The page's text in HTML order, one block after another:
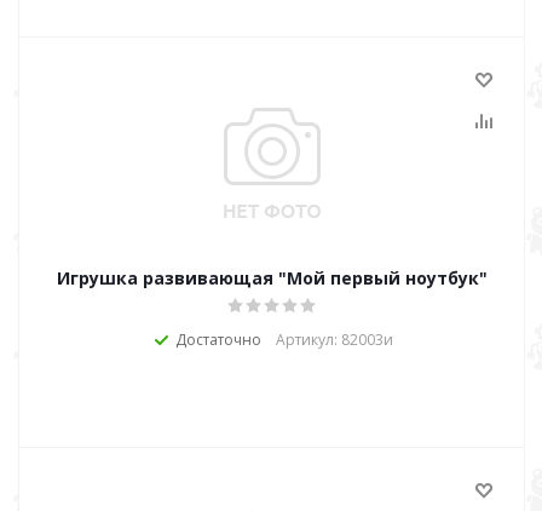
Игрушка развивающая "Мой первый ноутбук"
Достаточно Артикул: 82003и